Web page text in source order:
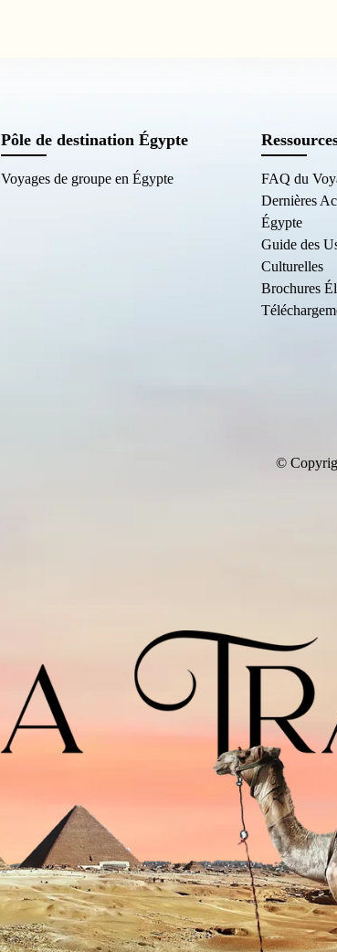
Pôle de destination Égypte
Voyages de groupe en Égypte
FAQ du
Dernières
Égypte
Guide des
Culturelles
Brochures
©